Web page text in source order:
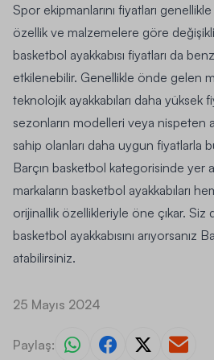
Spor ekipmanlarını fiyatları
özellik ve malzemelere göre
basketbol ayakkabısı fiyatları da
etkilenebilir. Genellikle önde gelen
teknolojik ayakkabıları daha yüksek
sezonların modelleri veya nispeten
sahip olanları daha uygun fiyatlarla
Barçın basketbol kategorisinde yer
markaların basketbol ayakkabıları
orijinallik özellikleriyle öne çıkar.
basketbol ayakkabısını arıyorsanız
atabilirsiniz.
25 Mayıs 2024
Paylaş: